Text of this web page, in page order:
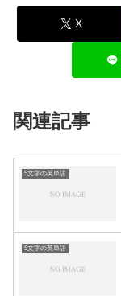
X
関連記事
5文字の英単語
5文字の英単語